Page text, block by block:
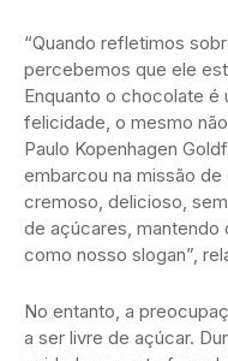
“Quando refletimos
percebemos que ele
Enquanto o chocolate é
felicidade, o mesmo
Paulo Kopenhagen
embarcou na missão
cremoso, delicioso,
de açúcares, mantendo
como nosso slogan”,
No entanto, a
a ser livre de açúcar.